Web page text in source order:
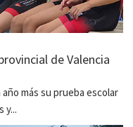
de Valencia
más su prueba escolar
y...